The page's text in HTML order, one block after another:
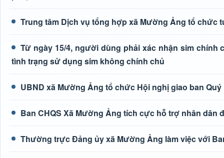
Trung tâm Dịch vụ tổng hợp xã Mường Ảng tổ chức
Từ ngày 15/4, người dùng phải xác nhận sim chính
tình trạng sử dụng sim không chính chủ
UBND xã Mường Ảng tổ chức Hội nghị giao ban Quý
Ban CHQS Xã Mường Ảng tích cực hỗ trợ nhân dân
Thường trực Đảng ủy xã Mường Ảng làm việc với